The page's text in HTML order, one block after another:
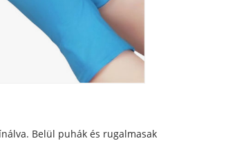
Belül puhák és rugalmasak